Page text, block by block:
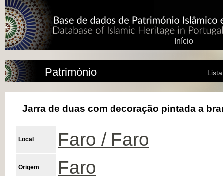
Início
Património
Jarra de duas com decoração pintada a
Local Faro / Faro
Origem Faro